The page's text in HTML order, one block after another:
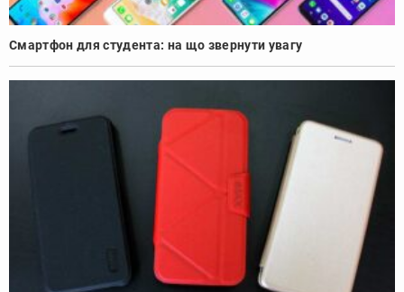
Смартфон для студента: на що звернути увагу